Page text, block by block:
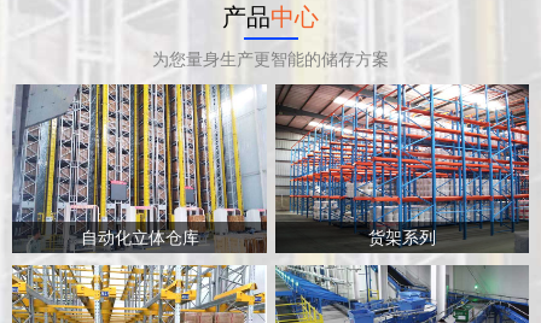
产品中心
为您量身生产更智能的储存方案
自动化立体仓库 货架系列